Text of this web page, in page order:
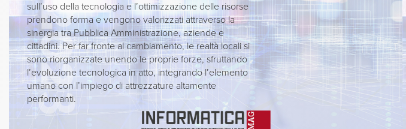
sull’uso della tecnologia e l’ottimizzazione delle risorse
prendono forma e vengono valorizzati attraverso la
sinergia tra Pubblica Amministrazione, aziende e
cittadini. Per far fronte al cambiamento, le realtà locali si
sono riorganizzate unendo le proprie forze, sfruttando
l’evoluzione tecnologica in atto, integrando l’elemento
umano con l’impiego di attrezzature altamente
performanti.